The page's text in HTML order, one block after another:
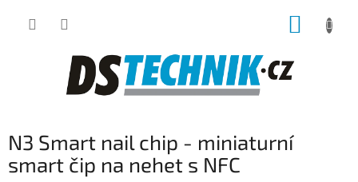
N3 Smart nail chip - miniaturní
smart čip na nehet s NFC